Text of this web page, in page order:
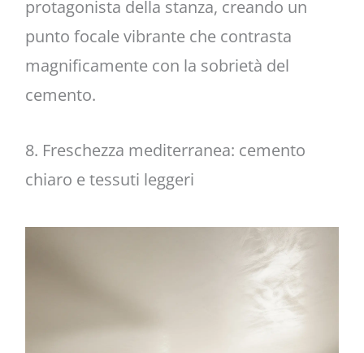
protagonista della stanza, creando un
punto focale vibrante che contrasta
magnificamente con la sobrietà del
cemento.
8. Freschezza mediterranea: cemento
chiaro e tessuti leggeri